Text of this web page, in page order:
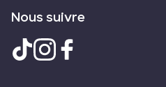
Nous suivre